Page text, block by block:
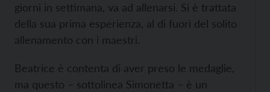
giorni in settimana, va ad allenarsi. Si è trattata
della sua prima esperienza, al di fuori del solito
allenamento con i maestri.
Beatrice è contenta di aver preso le medaglie,
ma questo – sottolinea Simonetta – è un